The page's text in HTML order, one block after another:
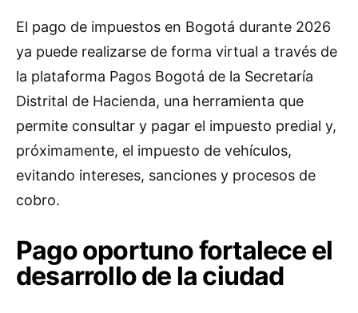
El pago de impuestos en Bogotá durante 2026
ya puede realizarse de forma virtual a través de
la plataforma Pagos Bogotá de la Secretaría
Distrital de Hacienda, una herramienta que
permite consultar y pagar el impuesto predial y,
próximamente, el impuesto de vehículos,
evitando intereses, sanciones y procesos de
cobro.
Pago oportuno fortalece el
desarrollo de la ciudad